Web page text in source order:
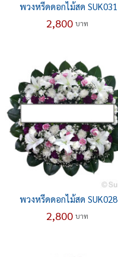
พวงหรีดดอกไม้สด SUK031
2,800 บาท
พวงหรีดดอกไม้สด SUK028
2,800 บาท